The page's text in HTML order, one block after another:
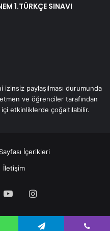
1.TÜRKÇE SINAVI
paylaşılması durumunda
ve öğrenciler tarafından
içi etkinliklerde çoğaltılabilir.
İçerikleri
İletişim
YouTubeInstagram